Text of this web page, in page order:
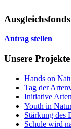
Antrag stellen
Unsere Projekte
Hands on
Tag der
Initiative
Youth in
Stärkung des
Schule wird